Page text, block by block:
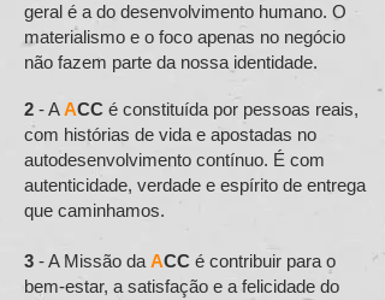
geral é a do desenvolvimento humano. O
materialismo e o foco apenas no negócio
não fazem parte da nossa identidade.
2 - AACC é constituída por pessoas reais,
com histórias de vida e apostadas no
autodesenvolvimento contínuo. É com
autenticidade, verdade e espírito de entrega
que caminhamos.
3 - A Missão da ACC é contribuir para o
bem-estar, a satisfação e a felicidade do